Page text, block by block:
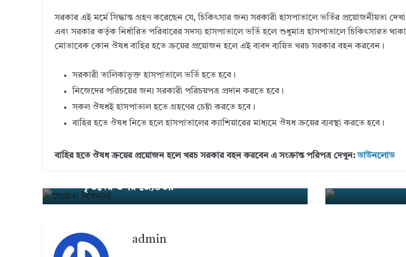
m
bl
k
e
n
it
te
e
b
o
k
ar
e
সরকার এই মর্মে সিদ্ধান্ত গ্রহণ করেছেন যে, চিকিৎসার জন্য সরকারী হাসপাতালে ভর্তির প্রয়োজনীয়তা দেখা
এবং সরকার কর্তৃক নির্ধারিত পরিবারের সদস্য হাসপাতালে ভর্তি হলে শুধুমাত্র হাসপাতালে চিকিৎসারত
মোতাবেক কোন ঔষধ বাহির হতে ক্রয়ের প্রয়োজন হলে এই বাবদ ব্যয়িত খরচ সরকার বহন করবেন।
সরকারী তালিকাভূক্ত হাসপাতালে ভর্তি হতে হবে।
নিজেদের পরিচয়ের জন্য সরকারী পরিচয়পত্র প্রদান করতে হবে।
সকল ঔষধই হাসপাতাল হতে গ্রহণের চেষ্টা করতে হবে।
বাহির হতে ঔষধ নিতে হলে হাসপাতালের ক্যাশিয়ারের মাধ্যমে ঔষধ ক্রয়ের ব্যবস্থা করতে হবে।
বাহির হতে ঔষধ ক্রয়ের প্রয়োজন হলে খরচ সরকার বহন করবেন এ সংক্রান্ত পরিপত্র দেখুন:ডাউনলোড
কৃতদের উপর জ্যেষ্ঠতা!
admin